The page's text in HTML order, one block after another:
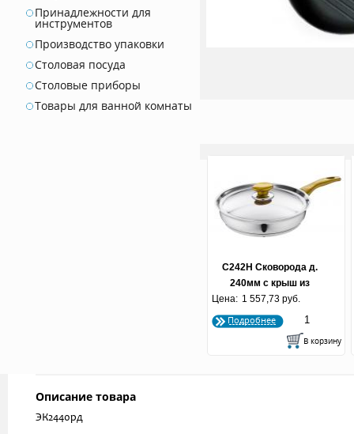
Принадлежности для
инструментов
Производство упаковки
Столовая посуда
Столовые приборы
Товары для ванной комнаты
С242Н Сковорода д.
240мм с крыш из
нерж.стали с бакелит
руч. беж цв. Lucia
Цена: 1 557,73 руб.
Подробнее
Описание товара
ЭК2440рд